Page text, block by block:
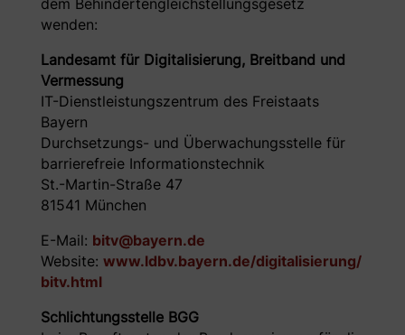
wenden:
Landesamt für Digitalisierung, Breitband und
Vermessung
IT-Dienstleistungszentrum des Freistaats
Bayern
Durchsetzungs- und Überwachungsstelle für
barrierefreie Informationstechnik
St.-Martin-Straße 47
81541 München
E-Mail: bitv@bayern.de
Website: www.ldbv.bayern.de/digitalisierung/
bitv.html
Schlichtungsstelle BGG